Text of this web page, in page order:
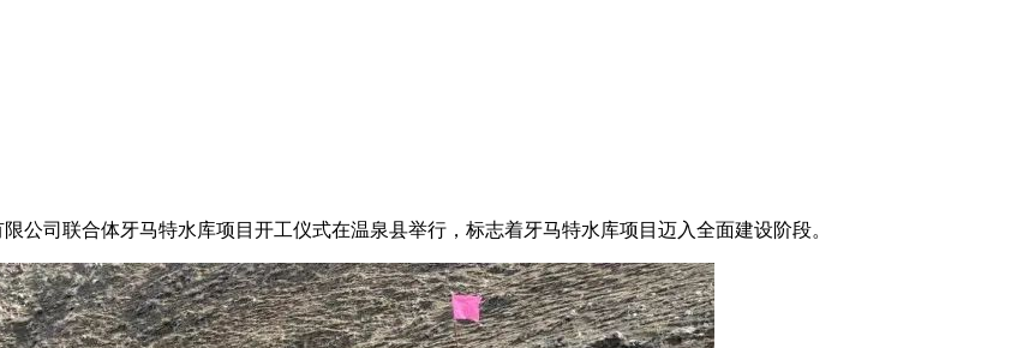
司联合体牙马特水库项目开工仪式在温泉县举行，标志着牙马特水库项目迈入全面建设阶段。